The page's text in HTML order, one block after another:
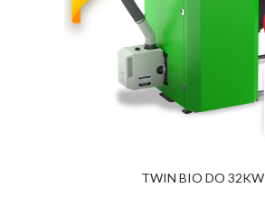
TWIN BIO DO 32KW